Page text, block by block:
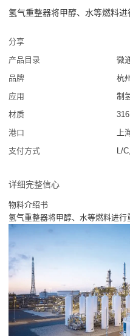
氢气重整器将甲醇、水等燃料进
分享
产品目录
微
品牌
杭
应用
制
材质
316L
港口
上
支付方式
L/
详细完整信心
物料介绍书
氢气重整器将甲醇、水等燃料进行